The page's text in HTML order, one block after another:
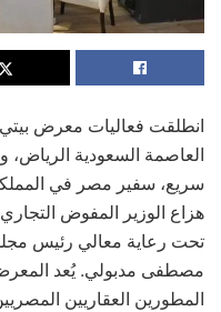
انطلقت فعاليات معرض
العاصمة السعودية الرياض،
سريع، سفير مصر في المملكة
هزاع الوزير المفوض
تحت رعاية معالي رئيس
مصطفى مدبولي. يُعد
المطورين العقاريين